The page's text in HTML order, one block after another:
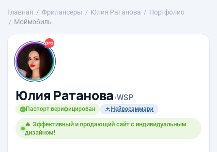
Главная Фрилансеры Юлия Ратанова
Портфолио
Моймобиль
Юлия Ратанова›WSP
Паспорт верифицирован Нейросаммари
🔥 Эффективный и продающий сайт с индивидуальным
дизайном!